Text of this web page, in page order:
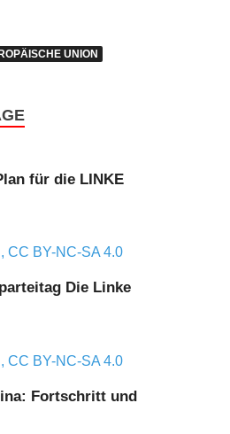
UNION
für die LINKE
Die Linke
Fortschritt und